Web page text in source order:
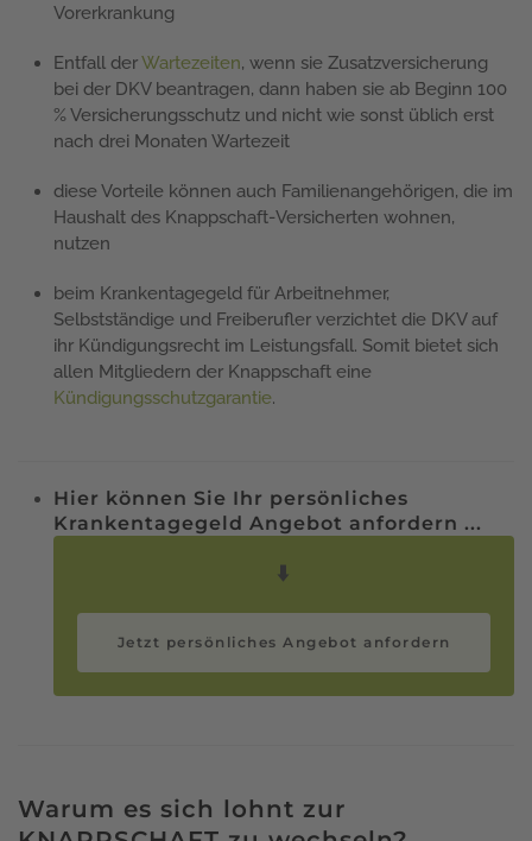
Vorerkrankung
Entfall derWartezeiten, wenn sie Zusatzversicherung
bei der DKV beantragen, dann haben sie ab Beginn 100
% Versicherungsschutz und nicht wie sonst üblich erst
nach drei Monaten Wartezeit
diese Vorteile können auch Familienangehörigen, die im
Haushalt des Knappschaft-Versicherten wohnen,
nutzen
beim Krankentagegeld für Arbeitnehmer,
Selbstständige und Freiberufler verzichtet die DKV auf
ihr Kündigungsrecht im Leistungsfall. Somit bietet sich
allen Mitgliedern der Knappschaft eine
Kündigungsschutzgarantie.
Hier können Sie Ihr persönliches
Krankentagegeld Angebot anfordern ...
⬇️
Jetzt persönliches Angebot anfordern
Warum es sich lohnt zur